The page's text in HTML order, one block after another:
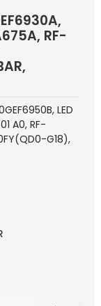
RF-
LED
A0, RF-
G18),